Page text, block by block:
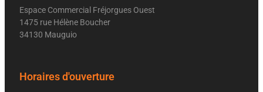
Espace Commercial Fréjorgues Ouest
1475 rue Hélène Boucher
34130 Mauguio
Horaires d'ouverture